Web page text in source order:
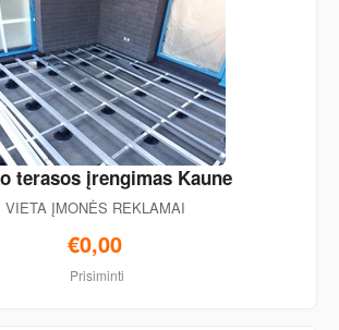
terasos įrengimas Kaune
VIETA ĮMONĖS REKLAMAI
€0,00
Prisiminti